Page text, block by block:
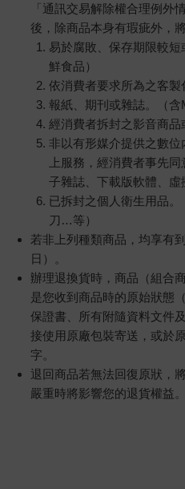
「通訊交易解除權合理例外
後，除商品本身有瑕疵外，
易於腐敗、保存期限較
鮮食品）
依消費者要求所為之客製
報紙、期刊或雜誌。（含
經消費者拆封之影音商品
非以有形媒介提供之數
上服務，經消費者事先
子雜誌、下載版軟體、虛
已拆封之個人衛生用品
刀…等）
若非上列種類商品，均享有
日）。
辦理退換貨時，商品（組合
是您收到商品時的原始狀態
保證書、所有附隨資料文件
接使用原廠包裝寄送，或於
字。
退回商品若無法回復原狀，
嚴重時將影響您的退貨權益。